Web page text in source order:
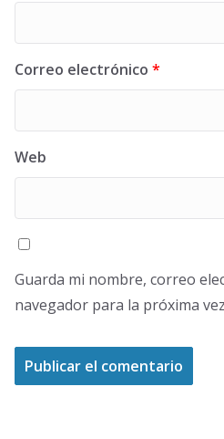
Correo electrónico *
Web
Guarda mi nombre, correo
navegador para la próxima